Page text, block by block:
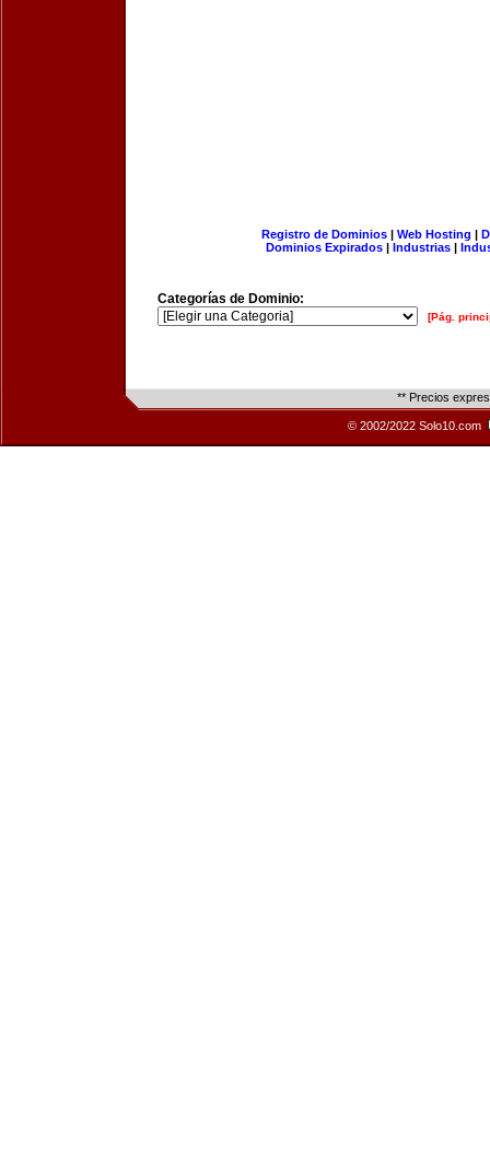
Registro de Dominios| Web Hosting |
Dominios Expirados | Industrias |
Categorías de Dominio:
[Pág.
** Precios
© 2002/2022 Solo10.com